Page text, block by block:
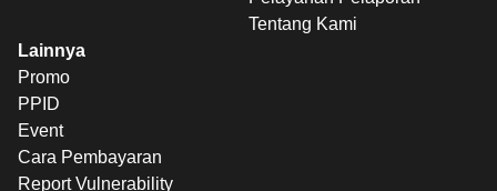
Tentang Kami
Lainnya
Promo
PPID
Event
Cara Pembayaran
Report Vulnerability